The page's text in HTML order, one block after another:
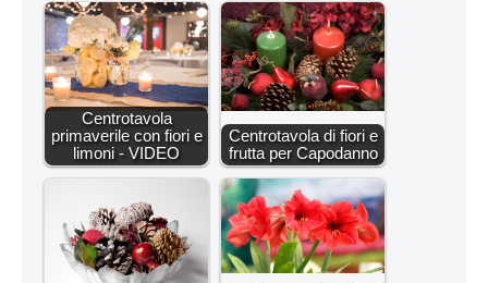
Centrotavola
primaverile con fiori e
limoni - VIDEO
Centrotavola di fiori e
frutta per Capodanno